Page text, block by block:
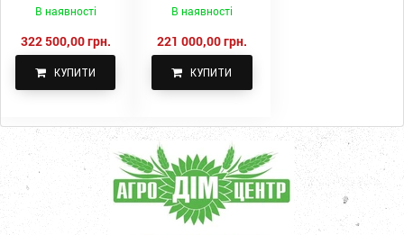
В наявності
322 500,00 грн.
КУПИТИ
КПН-5,6-05
В наявності
221 000,00 грн.
КУПИТИ